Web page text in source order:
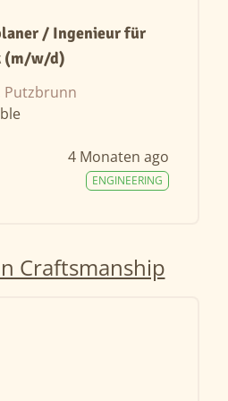
/ Ingenieur für
(m/w/d)
Putzbrunn
4 Monaten ago
ENGINEERING
Craftsmanship